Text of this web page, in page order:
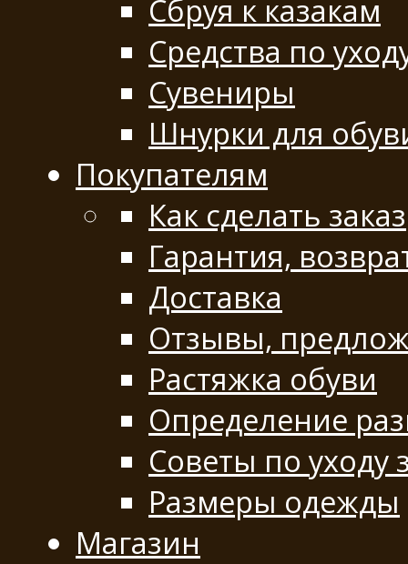
Сбруя к казакам
Средства по
Сувениры
Шнурки для
Покупателям
Как сделать заказ
Гарантия,
Доставка
Отзывы,
Растяжка обуви
Определение
Советы по уходу
Размеры одежды
Магазин